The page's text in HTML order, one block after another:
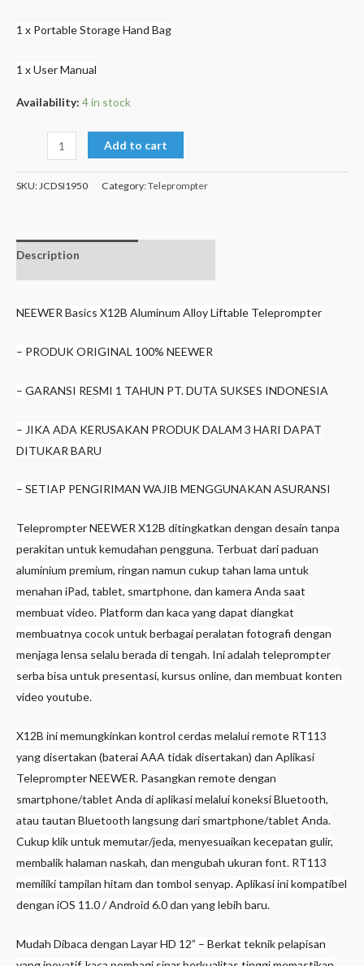
1 x Portable Storage Hand Bag
1 x User Manual
Availability: 4 in stock
Add to cart
SKU: JCDSI1950 Category:Teleprompter
Description
NEEWER Basics X12B Aluminum Alloy Liftable Teleprompter
– PRODUK ORIGINAL 100% NEEWER
– GARANSI RESMI 1 TAHUN PT. DUTA SUKSES INDONESIA
– JIKA ADA KERUSAKAN PRODUK DALAM 3 HARI DAPAT
DITUKAR BARU
– SETIAP PENGIRIMAN WAJIB MENGGUNAKAN ASURANSI
Teleprompter NEEWER X12B ditingkatkan dengan desain tanpa
perakitan untuk kemudahan pengguna. Terbuat dari paduan
aluminium premium, ringan namun cukup tahan lama untuk
menahan iPad, tablet, smartphone, dan kamera Anda saat
membuat video. Platform dan kaca yang dapat diangkat
membuatnya cocok untuk berbagai peralatan fotografi dengan
menjaga lensa selalu berada di tengah. Ini adalah teleprompter
serba bisa untuk presentasi, kursus online, dan membuat konten
video youtube.
X12B ini memungkinkan kontrol cerdas melalui remote RT113
yang disertakan (baterai AAA tidak disertakan) dan Aplikasi
Teleprompter NEEWER. Pasangkan remote dengan
smartphone/tablet Anda di aplikasi melalui koneksi Bluetooth,
atau tautan Bluetooth langsung dari smartphone/tablet Anda.
Cukup klik untuk memutar/jeda, menyesuaikan kecepatan gulir,
membalik halaman naskah, dan mengubah ukuran font. RT113
memiliki tampilan hitam dan tombol senyap. Aplikasi ini kompatibel
dengan iOS 11.0 / Android 6.0 dan yang lebih baru.
Mudah Dibaca dengan Layar HD 12” – Berkat teknik pelapisan